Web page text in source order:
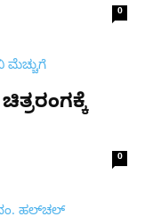
0
0